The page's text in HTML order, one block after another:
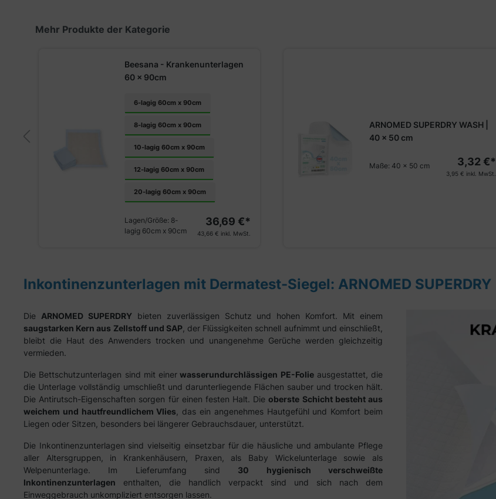
Produktgalerie überspringen
Mehr Produkte der Kategorie
Beesana - Krankenunterlagen
60 x 90cm
6-lagig 60cm x 90cm
8-lagig 60cm x 90cm
10-lagig 60cm x 90cm
12-lagig 60cm x 90cm
20-lagig 60cm x 90cm
Lagen/Größe: 8-
lagig 60cm x 90cm
36,69 €*
43,66 € inkl. MwSt.
ARNOMED SUPERDRY WASH |
40 x 50 cm
Maße: 40 x 50 cm 3,32 €*
3,95 € inkl. MwSt.
Inkontinenzunterlagen mit Dermatest-Siegel: ARNOMED SUPERDRY
Die ARNOMED SUPERDRYbieten zuverlässigen Schutz und hohen Komfort. Mit einem
saugstarken Kern aus Zellstoff und SAP, der Flüssigkeiten schnell aufnimmt und einschließt,
bleibt die Haut des Anwenders trocken und unangenehme Gerüche werden gleichzeitig
vermieden.
Die Bettschutzunterlagen sind mit einer wasserundurchlässigen PE-Folieausgestattet, die
die Unterlage vollständig umschließt und darunterliegende Flächen sauber und trocken hält.
Die Antirutsch-Eigenschaften sorgen für einen festen Halt. Dieoberste Schicht besteht aus
weichem und hautfreundlichem Vlies , das ein angenehmes Hautgefühl und Komfort beim
Liegen oder Sitzen, besonders bei längerer Gebrauchsdauer, unterstützt.
Die Inkontinenzunterlagen sind vielseitig einsetzbar für die häusliche und ambulante Pflege
aller Altersgruppen, in Krankenhäusern, Praxen, als Baby Wickelunterlage sowie als
Welpenunterlage. Im Lieferumfang sind 30 hygienisch verschweißte
Inkontinenzunterlagen enthalten, die handlich verpackt sind und sich nach dem
Einweggebrauch unkompliziert entsorgen lassen.